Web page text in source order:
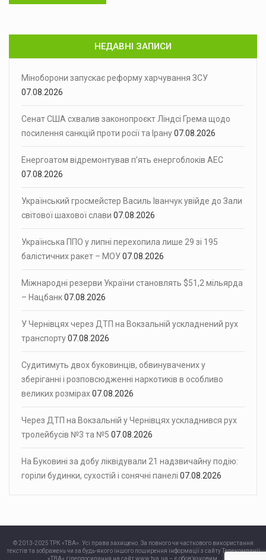
НЕДАВНІ ЗАПИСИ
Міноборони запускає реформу харчування ЗСУ
07.08.2026
Сенат США схвалив законопроєкт Ліндсі Грема щодо
посилення санкцій проти росії та Ірану07.08.2026
Енергоатом відремонтував п’ять енергоблоків АЕС
07.08.2026
Український гросмейстер Василь Іванчук увійде до Зали
світової шахової слави 07.08.2026
Українська ППО у липні перехопила лише 29 зі 195
балістичних ракет – МОУ07.08.2026
Міжнародні резерви України становлять $51,2 мільярда
– Нацбанк07.08.2026
У Чернівцях через ДТП на Вокзальній ускладнений рух
транспорту07.08.2026
Судитимуть двох буковинців, обвинувачених у
зберіганні і розповсюдженні наркотиків в особливо
великих розмірах07.08.2026
Через ДТП на Вокзальній у Чернівцях ускладнився рух
тролейбусів №3 та №5 07.08.2026
На Буковині за добу ліквідували 21 надзвичайну подію:
горіли будинки, сухостій і сонячні панелі 07.08.2026
© 2013-2025 ТРК «ТВА». Усі права захищено. За повного чи часткового використання
текстів та зображень чи за будь-якого іншого поширення інформації з сайту Телекомпанії
«ТВА» гіперпосилання на сайт www.tva.ua – є обов’язковим.